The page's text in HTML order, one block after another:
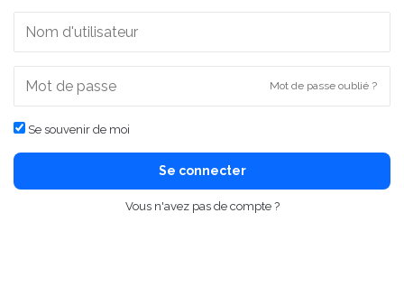
Mot de passe oublié ?
Se souvenir de moi
Se connecter
Vous n'avez pas de compte ?